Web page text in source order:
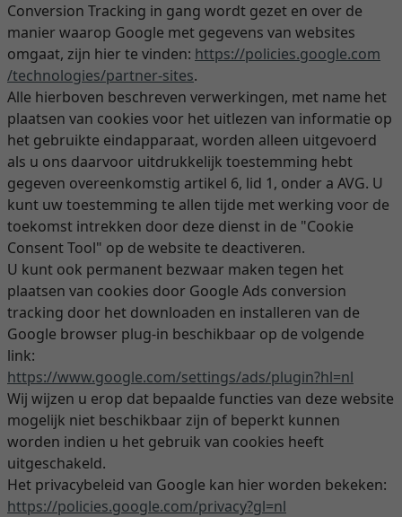
Conversion Tracking in gang wordt gezet en over de
manier waarop Google met gegevens van websites
omgaat, zijn hier te vinden: https://policies.google.com
/technologies/partner-sites.
Alle hierboven beschreven verwerkingen, met name het
plaatsen van cookies voor het uitlezen van informatie op
het gebruikte eindapparaat, worden alleen uitgevoerd
als u ons daarvoor uitdrukkelijk toestemming hebt
gegeven overeenkomstig artikel 6, lid 1, onder a AVG. U
kunt uw toestemming te allen tijde met werking voor de
toekomst intrekken door deze dienst in de "Cookie
Consent Tool" op de website te deactiveren.
U kunt ook permanent bezwaar maken tegen het
plaatsen van cookies door Google Ads conversion
tracking door het downloaden en installeren van de
Google browser plug-in beschikbaar op de volgende
link:
https://www.google.com/settings/ads/plugin?hl=nl
Wij wijzen u erop dat bepaalde functies van deze website
mogelijk niet beschikbaar zijn of beperkt kunnen
worden indien u het gebruik van cookies heeft
uitgeschakeld.
Het privacybeleid van Google kan hier worden bekeken:
https://policies.google.com/privacy?gl=nl